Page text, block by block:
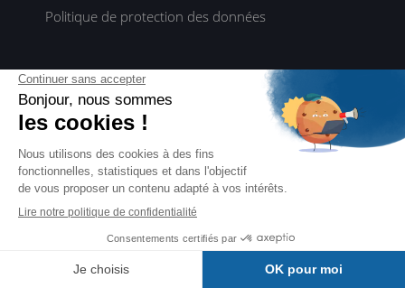
Politique de protection des données
Vous aider
Questions fréquentes
Paiement sécurisé
Tarifs et délais de livraison
Activer un code